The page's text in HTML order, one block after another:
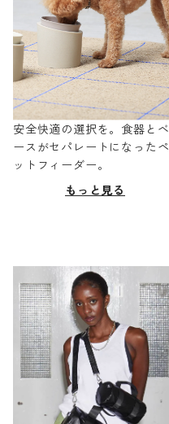
安全快適の選択を。食器とベ
ースがセパレートになったペ
ットフィーダー。
もっと見る